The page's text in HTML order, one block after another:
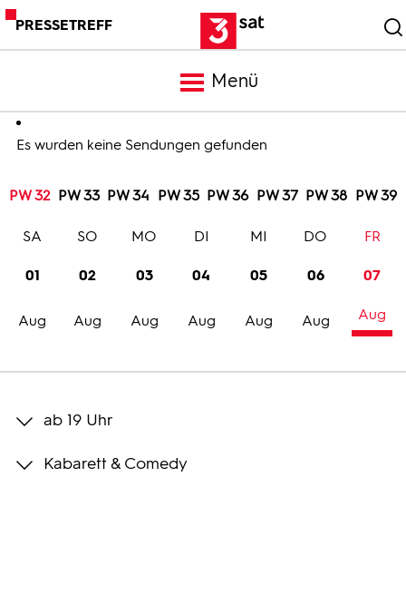
PRESSETREFF
Menü
Meldungen
Programm
Trailer
Bilder
Es wurden keine Sendungen gefunden
PW 32 PW 33 PW 34 PW 35 PW 36 PW 37 PW 38 PW 39
01
Aug
SA
02
Aug
SO
03
Aug
MO
04
Aug
DI
05
Aug
MI
06
Aug
DO
07
Aug
FR
ab 19 Uhr
Kabarett & Comedy